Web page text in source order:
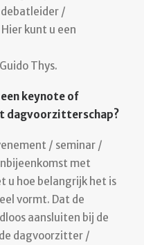
/
kunt u een
Thys.
keynote of
dagvoorzitterschap?
/ seminar /
met
u hoe belangrijk het is
vormt. Dat de
aansluiten bij de
dagvoorzitter /